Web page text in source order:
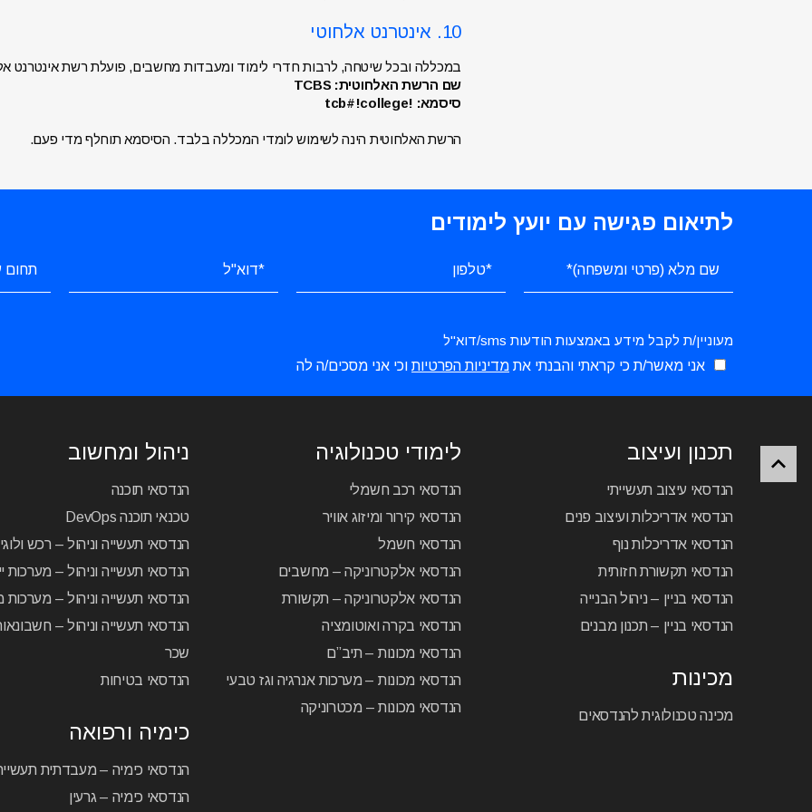
10. אינטרנט אלחוטי
במכללה ובכל שיטחה, לרבות חדרי לימוד ומעבדות מחשבים, פועלת רשת אינטרנט
שם הרשת האלחוטית: TCBS
סיסמא: !tcb#!college
הרשת האלחוטית הינה לשימוש לומדי המכללה בלבד. הסיסמא תוחלף מדי פעם.
לתיאום פגישה עם יועץ לימודים
מעוניין/ת לקבל מידע באמצעות הודעות sms/דוא"ל
אני מאשר/ת כי קראתי והבנתי את מדיניות הפרטיות וכי אני מסכים/ה לה
תכנון ועיצוב
הנדסאי עיצוב תעשייתי
הנדסאי אדריכלות ועיצוב פנים
הנדסאי אדריכלות נוף
הנדסאי תקשורת חזותית
הנדסאי בניין – ניהול הבנייה
הנדסאי בניין – תכנון מבנים
מכינות
מכינה טכנולוגית להנדסאים
לימודי טכנולוגיה
הנדסאי רכב חשמלי
הנדסאי קירור ומיזוג אוויר
הנדסאי חשמל
הנדסאי אלקטרוניקה – מחשבים
הנדסאי אלקטרוניקה – תקשורת
הנדסאי בקרה ואוטומציה
הנדסאי מכונות – תיב”ם
הנדסאי מכונות – מערכות אנרגיה וגז טבעי
הנדסאי מכונות – מכטרוניקה
ניהול ומחשוב
הנדסאי תוכנה
טכנאי תוכנה DevOps
הנדסאי תעשייה וניהול – רכש
הנדסאי תעשייה וניהול – מערכות
הנדסאי תעשייה וניהול – מערכות
הנדסאי תעשייה וניהול –
שכר
הנדסאי בטיחות
כימיה ורפואה
הנדסאי כימיה – מעבדתית
הנדסאי כימיה – גרעין